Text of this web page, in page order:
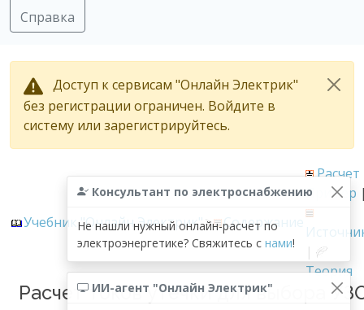
Справка
Доступ к сервисам "Онлайн Электрик"
без регистрации ограничен. Войдите в
систему или зарегистрируйтесь.
Консультант по электроснабжению
Не нашли нужный онлайн-расчет по
электроэнергетике? Свяжитесь с нами!
ИИ-агент "Онлайн Электрик"
Учебник "Онлайн Электрик"> Содержание
Расчет
Пример
|
Теория
Расчет токов утечки для выбора